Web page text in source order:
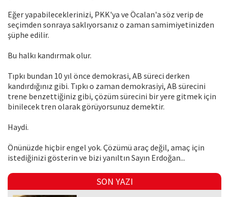
Eğer yapabileceklerinizi, PKK'ya ve Öcalan'a söz verip de
seçimden sonraya saklıyorsanız o zaman samimiyetinizden
şüphe edilir.
Bu halkı kandırmak olur.
Tıpkı bundan 10 yıl önce demokrasi, AB süreci derken
kandırdığınız gibi. Tıpkı o zaman demokrasiyi, AB sürecini
trene benzettiğiniz gibi, çözüm sürecini bir yere gitmek için
binilecek tren olarak görüyorsunuz demektir.
Haydi.
Önünüzde hiçbir engel yok. Çözümü araç değil, amaç için
istediğinizi gösterin ve bizi yanıltın Sayın Erdoğan...
SON YAZI